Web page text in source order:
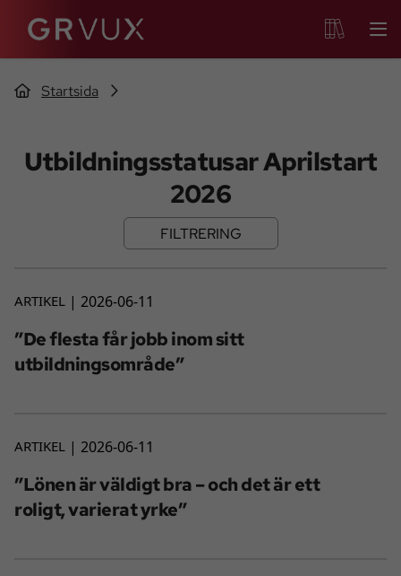
Startsida
Utbildningsstatusar Aprilstart
2026
FILTRERING
ARTIKEL 2026-06-11
”De flesta får jobb inom sitt
utbildningsområde”
ARTIKEL 2026-06-11
”Lönen är väldigt bra – och det är ett
roligt, varierat yrke”